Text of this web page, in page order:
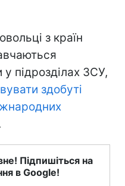
з країн
підрозділах ЗСУ,
здобуті
Підпишіться на
в Google!